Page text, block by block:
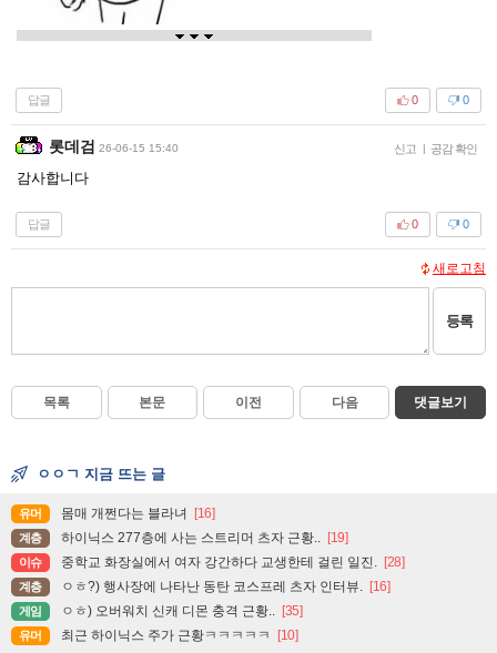
답글 0
0
롯데검 26-06-15 15:40 신고 | 공감 확인
감사합니다
답글 0
0
새로고침
등록
목록 본문 이전 다음 댓글보기
ㅇㅇㄱ 지금 뜨는 글
유머 몸매 개쩐다는 블라녀 [16]
계층 하이닉스 277층에 사는 스트리머 츠자 근황.. [19]
이슈 중학교 화장실에서 여자 강간하다 교생한테 걸린 일진. [28]
계층 ㅇㅎ?) 행사장에 나타난 동탄 코스프레 츠자 인터뷰. [16]
게임 ㅇㅎ) 오버워치 신캐 디몬 충격 근황.. [35]
유머 최근 하이닉스 주가 근황ㅋㅋㅋㅋㅋ [10]